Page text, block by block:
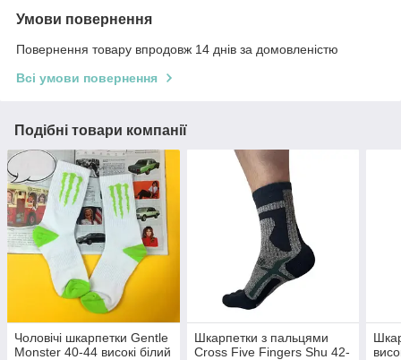
Умови повернення
Повернення товару впродовж 14 днів за домовленістю
Всі умови повернення
Подібні товари компанії
Чоловічі шкарпетки Gentle
Monster 40-44 високі білий
Шкарпетки з пальцями
Cross Five Fingers Shu 42-